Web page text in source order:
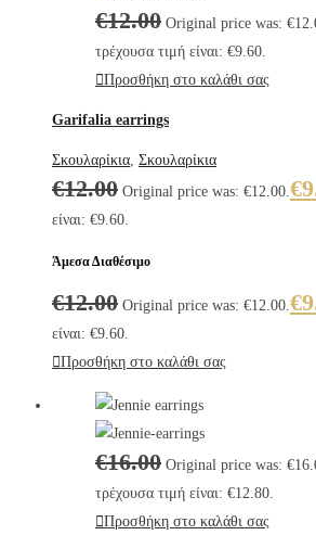
€12.00 Original price was:
τρέχουσα τιμή είναι: €9.60.
Προσθήκη στο καλάθι σας
Garifalia earrings
Σκουλαρίκια, Σκουλαρίκια
€12.00 Original price was: €12.00.€
είναι: €9.60.
Άμεσα Διαθέσιμο
€12.00 Original price was: €12.00.€
είναι: €9.60.
Προσθήκη στο καλάθι σας
€16.00 Original price was:
τρέχουσα τιμή είναι: €12.80.
Προσθήκη στο καλάθι σας